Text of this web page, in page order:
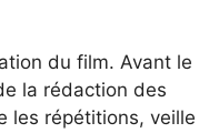
du film. Avant le
la rédaction des
les répétitions, veille